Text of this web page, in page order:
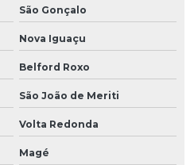
São Gonçalo
Nova Iguaçu
Belford Roxo
São João de Meriti
Volta Redonda
Magé